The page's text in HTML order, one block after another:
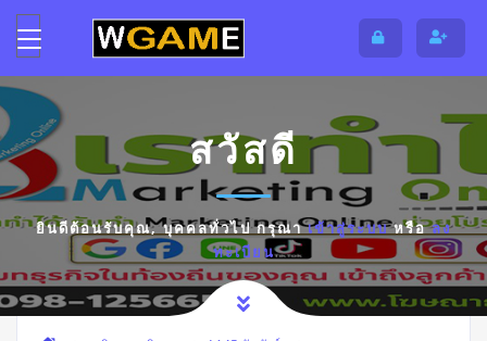
สวัสดี
ยินดีต้อนรับคุณ,บุคคลทั่วไปกรุณาเข้าสู่ระบบหรือลง
ทะเบียน